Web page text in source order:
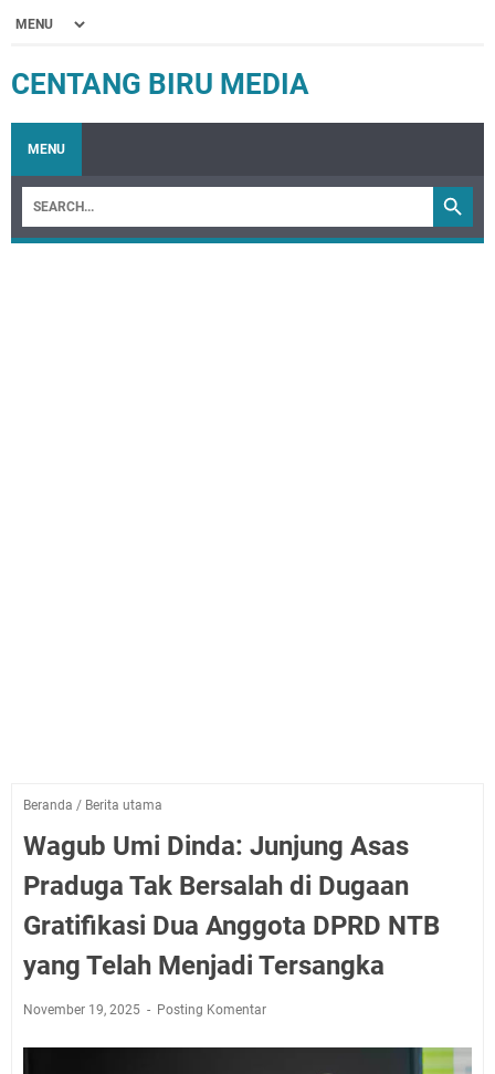
CENTANG BIRU MEDIA
MENU
Beranda / Berita utama
Wagub Umi Dinda: Junjung Asas
Praduga Tak Bersalah di Dugaan
Gratifikasi Dua Anggota DPRD NTB
yang Telah Menjadi Tersangka
November 19, 2025 Posting Komentar